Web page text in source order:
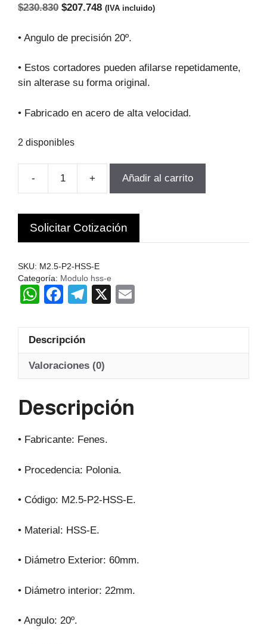
$230.830 El
original
$230.830.
$207.748El
actual
$207.748.
(IVA incluido)
• Angulo de precisión 20º.
• Estos cortadores pueden afilarse repetidamente,
sin alterase su forma original.
• Fabricado en acero de alta velocidad.
2 disponibles
-
FRESA
PARA
ENGranajes
M2.5-
Z14-
16
Hss-
+ Añadir al carrito
Solicitar Cotización
SKU: M2.5-P2-HSS-E
Categoría: Modulo hss-e
W
at
s
A
p
F
c
e
b
o
T
gr
a
X
Descripción
Valoraciones (0)
Descripción
• Fabricante: Fenes.
• Procedencia: Polonia.
• Código: M2.5-P2-HSS-E.
• Material: HSS-E.
• Diámetro Exterior: 60mm.
• Diámetro interior: 22mm.
• Angulo: 20º.